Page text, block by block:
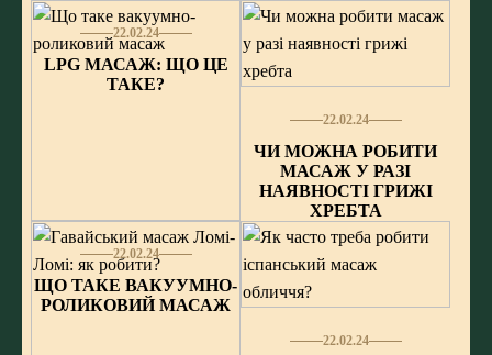
22.02.24
LPG МАСАЖ: ЩО ЦЕ
ТАКЕ?
22.02.24
ЩО ТАКЕ ВАКУУМНО-
РОЛИКОВИЙ МАСАЖ
22.02.24
ЧИ МОЖНА РОБИТИ
МАСАЖ У РАЗІ
НАЯВНОСТІ ГРИЖІ
ХРЕБТА
22.02.24